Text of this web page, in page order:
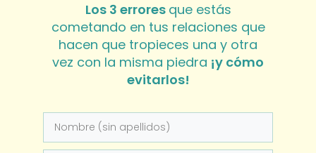
Los 3 errores que estás
cometando en tus relaciones que
hacen que tropieces una y otra
vez con la misma piedra ¡y cómo
evitarlos!